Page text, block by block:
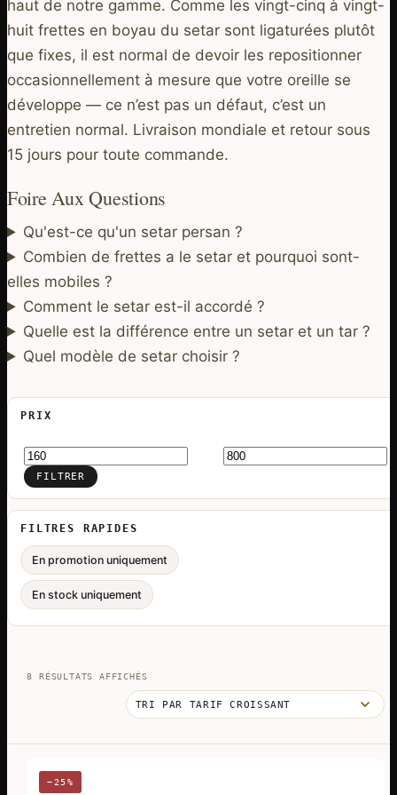
haut de notre gamme. Comme les vingt-cinq à vingt-
huit frettes en boyau du setar sont ligaturées plutôt
que fixes, il est normal de devoir les repositionner
occasionnellement à mesure que votre oreille se
développe — ce n’est pas un défaut, c’est un
entretien normal. Livraison mondiale et retour sous
15 jours pour toute commande.
Foire Aux Questions
Qu'est-ce qu'un setar persan ?
Combien de frettes a le setar et pourquoi sont-
elles mobiles ?
Comment le setar est-il accordé ?
Quelle est la différence entre un setar et un tar ?
Quel modèle de setar choisir ?
PRIX
Prix
min
Prix
maxFILTRER
FILTRES RAPIDES
En promotion uniquement
En stock uniquement
8 RÉSULTATS AFFICHÉSTRIÉ
PRIX
−25%